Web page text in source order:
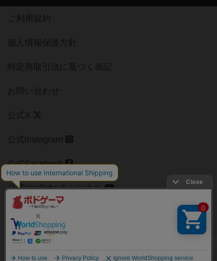
ご利用規約
個人情報保護方針
特定商取引法に基づく表記
お問い合わせ
公式X
公式instagram
公式Facebook
公式YouTubeチャンネル